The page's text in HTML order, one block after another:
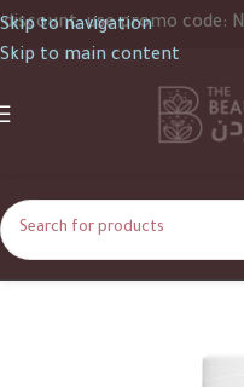
Skip to navigation
Skip to main content
use promo code: NEW10